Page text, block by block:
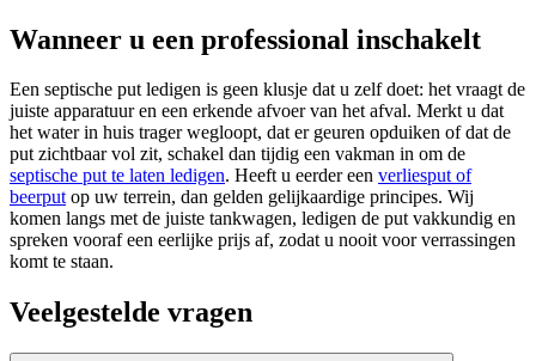
Wanneer u een professional inschakelt
Een septische put ledigen is geen klusje dat u zelf doet: het vraagt de
juiste apparatuur en een erkende afvoer van het afval. Merkt u dat
het water in huis trager wegloopt, dat er geuren opduiken of dat de
put zichtbaar vol zit, schakel dan tijdig een vakman in om de
septische put te laten ledigen. Heeft u eerder een verliesput of
beerputop uw terrein, dan gelden gelijkaardige principes. Wij
komen langs met de juiste tankwagen, ledigen de put vakkundig en
spreken vooraf een eerlijke prijs af, zodat u nooit voor verrassingen
komt te staan.
Veelgestelde vragen